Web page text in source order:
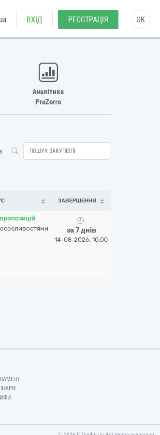
ВХІД РЕЄСТРАЦІЯ UK
Аналітика
ProZorro
ЗАВЕРШЕННЯ
особливостями
за 7 днів
14-08-2026, 10:00